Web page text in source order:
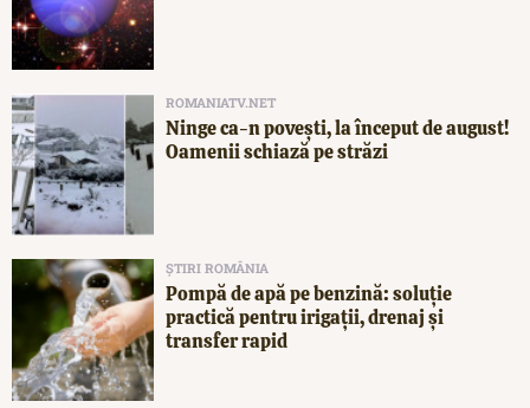
ROMANIATV.NET
Ninge ca-n povești, la început de august!
Oamenii schiază pe străzi
ȘTIRI ROMÂNIA
Pompă de apă pe benzină: soluție
practică pentru irigații, drenaj și
transfer rapid